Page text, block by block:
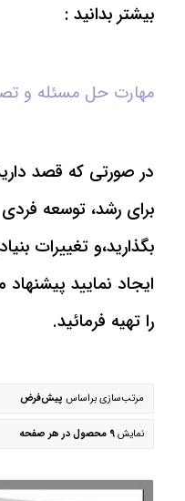
بیشتر بدانید :
مهارت حل مسئله و
در صورتی که قصد
برای رشد، توسعه
بگذارید،و تغییرات
ایجاد نمایید
را تهیه فرمائید.
مرتب‌سازی براساس پیش‌فرض
نمایش9 محصول در هر صفحه